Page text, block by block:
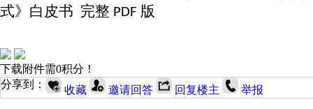
式》白皮书 完整 PDF 版
下载附件需0积分！
分享到：
收藏 邀请回答 回复楼主 举报